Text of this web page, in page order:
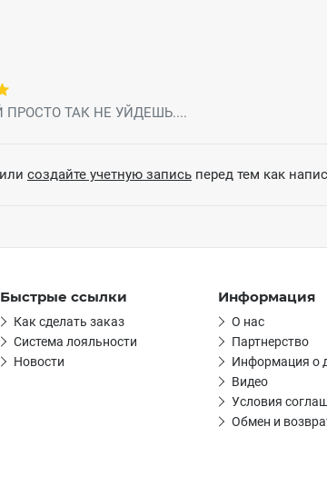
ТАК НЕ УЙДЕШЬ....
или создайте учетную запись перед тем как
Быстрые ссылки
Как сделать заказ
Система лояльности
Новости
Информация
О нас
Партнерство
Информация о
Видео
Условия
Обмен и